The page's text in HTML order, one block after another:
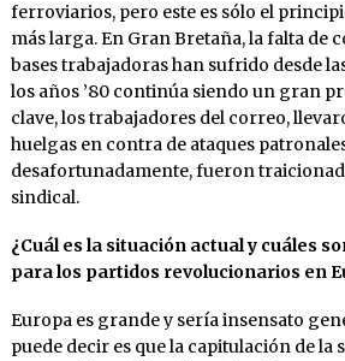
ferroviarios, pero este es sólo el
más larga. En Gran Bretaña, la falta de
bases trabajadoras han sufrido desde
los años ’80 continúa siendo un gran
clave, los trabajadores del correo,
huelgas en contra de ataques
desafortunadamente, fueron
sindical.
¿Cuál es la situación actual y cuáles
para los partidos revolucionarios en
Europa es grande y sería insensato
puede decir es que la capitulación de la